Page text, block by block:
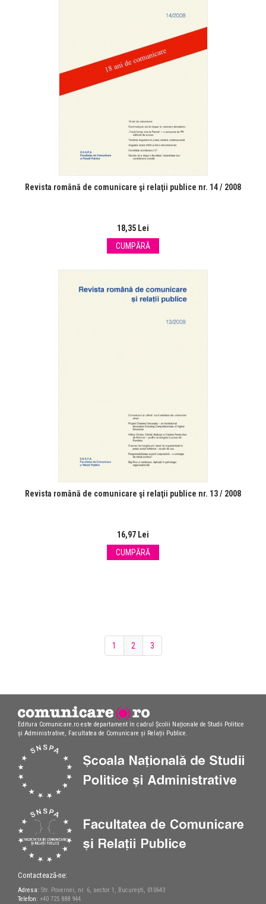
Revista română de comunicare şi relaţii publice nr. 14 / 2008
18,35 Lei
CUMPĂRĂ
Revista română de comunicare şi relaţii publice nr. 13 / 2008
16,97 Lei
CUMPĂRĂ
1 2 3
Editura Comunicare.ro este departament în cadrul Școlii Naționale de Studii Politice
și Administrative, Facultatea de Comunicare și Relații Publice.
Contactează-ne:
Adresa: Str. Povernei, nr. 6, sector 1, București, 010643
Telefon: +40 725 888 944